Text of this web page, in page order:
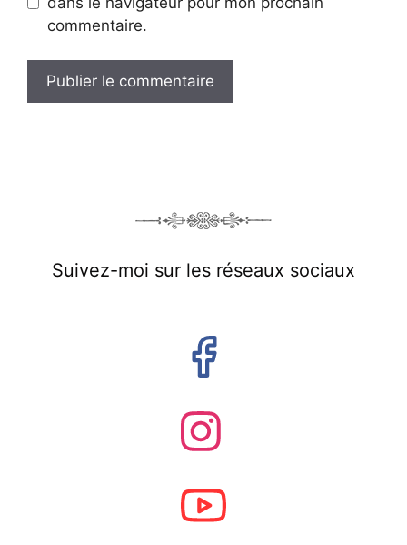
commentaire.
Suivez-moi sur les réseaux sociaux